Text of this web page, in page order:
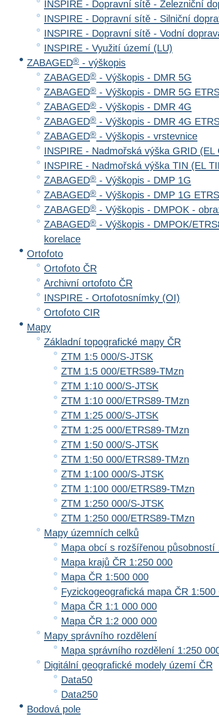
INSPIRE - Dopravní sítě - Železniční
INSPIRE - Dopravní sítě - Silniční
INSPIRE - Dopravní sítě - Vodní
INSPIRE - Využití území (LU)
ZABAGED® - výškopis
ZABAGED® - Výškopis - DMR 5G
ZABAGED® - Výškopis - DMR 5G
ZABAGED® - Výškopis - DMR 4G
ZABAGED® - Výškopis - DMR 4G
ZABAGED® - Výškopis - vrstevnice
INSPIRE - Nadmořská výška GRID (EL
INSPIRE - Nadmořská výška TIN (EL
ZABAGED® - Výškopis - DMP 1G
ZABAGED® - Výškopis - DMP 1G
ZABAGED® - Výškopis - DMPOK -
ZABAGED® - Výškopis - DMPOK/
korelace
Ortofoto
Ortofoto ČR
Archivní ortofoto ČR
INSPIRE - Ortofotosnímky (OI)
Ortofoto CIR
Mapy
Základní topografické mapy ČR
ZTM 1:5 000/S-JTSK
ZTM 1:5 000/ETRS89-TMzn
ZTM 1:10 000/S-JTSK
ZTM 1:10 000/ETRS89-TMzn
ZTM 1:25 000/S-JTSK
ZTM 1:25 000/ETRS89-TMzn
ZTM 1:50 000/S-JTSK
ZTM 1:50 000/ETRS89-TMzn
ZTM 1:100 000/S-JTSK
ZTM 1:100 000/ETRS89-TMzn
ZTM 1:250 000/S-JTSK
ZTM 1:250 000/ETRS89-TMzn
Mapy územních celků
Mapa obcí s rozšířenou působností
Mapa krajů ČR 1:250 000
Mapa ČR 1:500 000
Fyzickogeografická mapa ČR 1:500
Mapa ČR 1:1 000 000
Mapa ČR 1:2 000 000
Mapy správního rozdělení
Mapa správního rozdělení 1:250
Digitální geografické modely území ČR
Data50
Data250
Bodová pole